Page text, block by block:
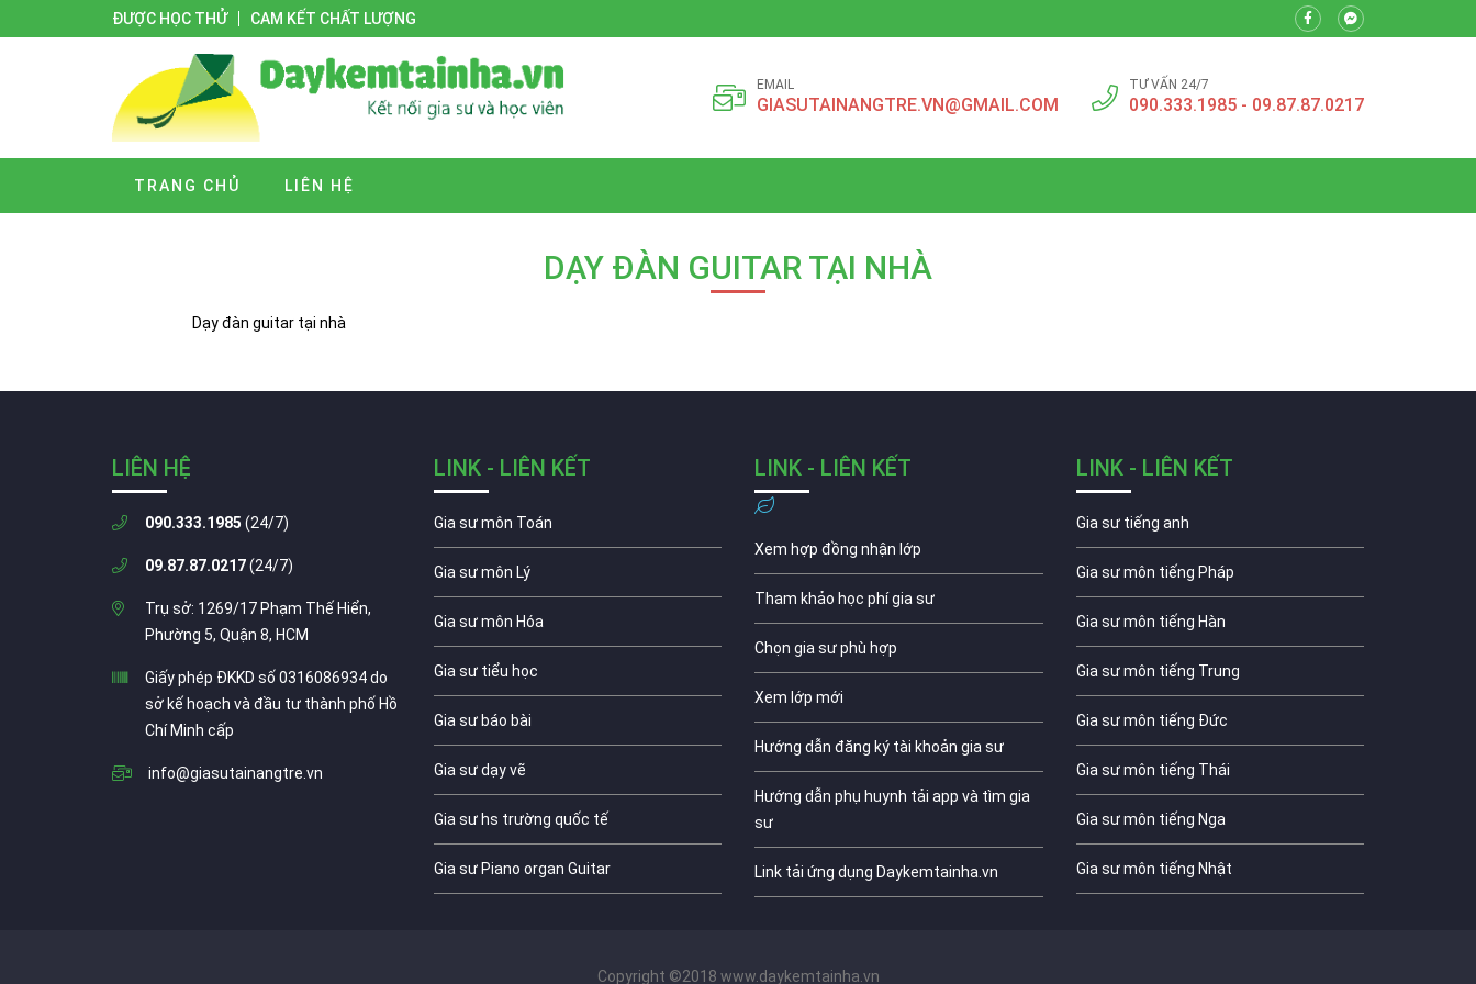
ĐƯỢC HỌC THỬ CAM KẾT CHẤT LƯỢNG
EMAIL
GIASUTAINANGTRE.VN@GMAIL.COM
TƯ VẤN 24/7
090.333.1985 - 09.87.87.0217
TRANG CHỦ LIÊN HỆ
DẠY ĐÀN GUITAR TẠI NHÀ
Dạy đàn guitar tại nhà
LIÊN HỆ
090.333.1985 (24/7)
09.87.87.0217(24/7)
Trụ sở: 1269/17 Phạm Thế Hiển,
Phường 5, Quận 8, HCM
Giấy phép ĐKKD số 0316086934 do
sở kế hoạch và đầu tư thành phố Hồ
Chí Minh cấp
info@giasutainangtre.vn
LINK - LIÊN KẾT
Gia sư môn Toán
Gia sư môn Lý
Gia sư môn Hóa
Gia sư tiểu học
Gia sư báo bài
Gia sư dạy vẽ
Gia sư hs trường quốc tế
Gia sư Piano organ Guitar
LINK - LIÊN KẾT
Xem hợp đồng nhận lớp
Tham khảo học phí gia sư
Chọn gia sư phù hợp
Xem lớp mới
Hướng dẫn đăng ký tài khoản gia sư
Hướng dẫn phụ huynh tải app và tìm gia
sư
Link tải ứng dụng Daykemtainha.vn
LINK - LIÊN KẾT
Gia sư tiếng anh
Gia sư môn tiếng Pháp
Gia sư môn tiếng Hàn
Gia sư môn tiếng Trung
Gia sư môn tiếng Đức
Gia sư môn tiếng Thái
Gia sư môn tiếng Nga
Gia sư môn tiếng Nhật
Copyright ©2018 www.daykemtainha.vn